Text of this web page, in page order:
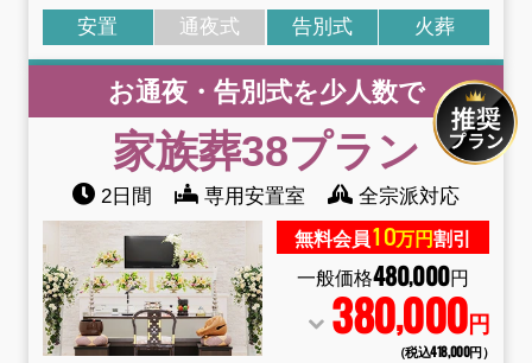
安置 通夜式 告別式 火葬
お通夜・告別式を少人数で
家族葬38プラン
2日間 専用安置室 全宗派対応
無料会員10万円割引
一般価格480,000円
380,000円
（税込418,000円）